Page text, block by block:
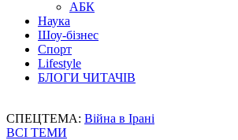
АБК
Наука
Шоу-бізнес
Спорт
Lifestyle
БЛОГИ ЧИТАЧІВ
СПЕЦТЕМА: Війна в Ірані
ВСІ ТЕМИ